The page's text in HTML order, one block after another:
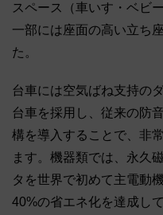
スペース（車いす・ベビ
一部には座面の高い立ち
た。
台車には空気ばね支持の
台車を採用し、従来の防
構を導入することで、非
ます。機器類では、永久
タを世界で初めて主電動
40%の省エネ化を達成して